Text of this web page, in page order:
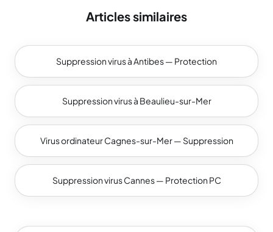
Articles similaires
Suppression virus à Antibes — Protection
Suppression virus à Beaulieu-sur-Mer
Virus ordinateur Cagnes-sur-Mer — Suppression
Suppression virus Cannes — Protection PC